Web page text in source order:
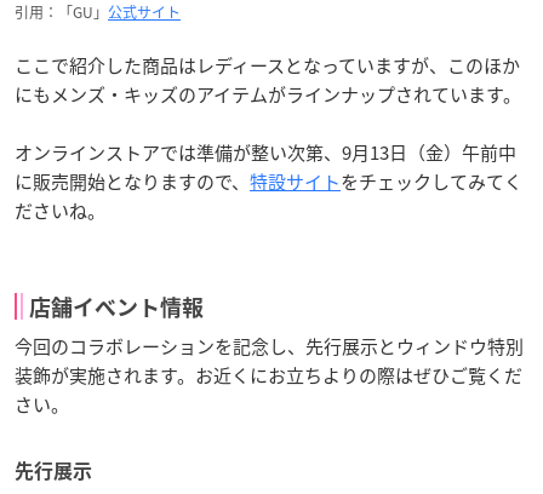
引用：「GU」 公式サイト
ここで紹介した商品はレディースとなっていますが、このほか
にもメンズ・キッズのアイテムがラインナップされています。
オンラインストアでは準備が整い次第、9月13日（金）午前中
に販売開始となりますので、 特設サイトをチェックしてみてく
ださいね。
店舗イベント情報
今回のコラボレーションを記念し、先行展示とウィンドウ特別
装飾が実施されます。お近くにお立ちよりの際はぜひご覧くだ
さい。
先行展示